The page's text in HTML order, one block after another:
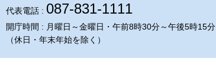
代表電話 : 087-831-1111
開庁時間 : 月曜日～金曜日・午前8時30分～午後5時15分
（休日・年末年始を除く）